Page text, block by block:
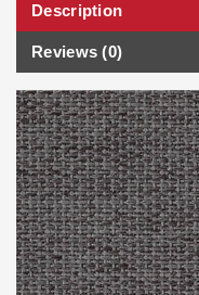
Description
Reviews (0)